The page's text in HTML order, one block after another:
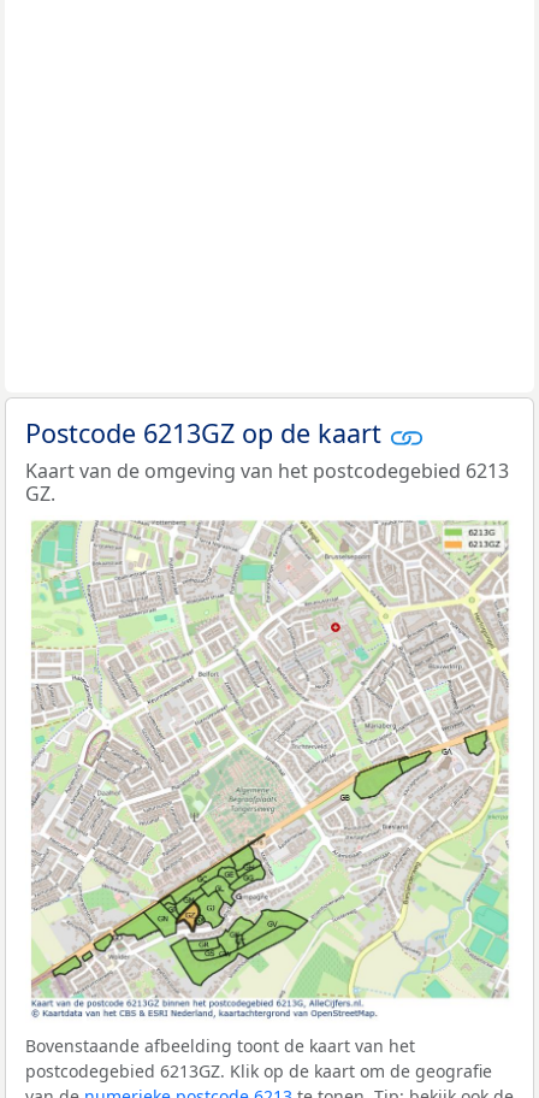
Postcode 6213GZ op de kaart
Kaart van de omgeving van het postcodegebied 6213
GZ.
Bovenstaande afbeelding toont de kaart van het
postcodegebied 6213GZ. Klik op de kaart om de geografie